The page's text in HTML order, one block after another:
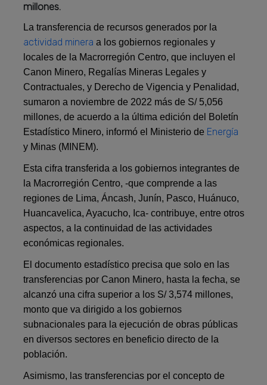
millones.
La transferencia de recursos generados por la
actividad mineraa los gobiernos regionales y
locales de la Macrorregión Centro, que incluyen el
Canon Minero, Regalías Mineras Legales y
Contractuales, y Derecho de Vigencia y Penalidad,
sumaron a noviembre de 2022 más de S/ 5,056
millones, de acuerdo a la última edición del Boletín
Estadístico Minero, informó el Ministerio de Energía
y Minas (MINEM).
Esta cifra transferida a los gobiernos integrantes de
la Macrorregión Centro, -que comprende a las
regiones de Lima, Áncash, Junín, Pasco, Huánuco,
Huancavelica, Ayacucho, Ica- contribuye, entre otros
aspectos, a la continuidad de las actividades
económicas regionales.
El documento estadístico precisa que solo en las
transferencias por Canon Minero, hasta la fecha, se
alcanzó una cifra superior a los S/ 3,574 millones,
monto que va dirigido a los gobiernos
subnacionales para la ejecución de obras públicas
en diversos sectores en beneficio directo de la
población.
Asimismo, las transferencias por el concepto de